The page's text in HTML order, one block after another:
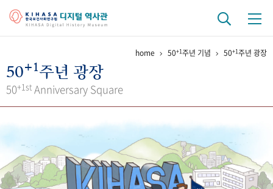
걸어온 길 기관 변천사
키워드로 보는 연구 역사
연구자들
간행물 변천사
home 50+1주년 기념 50+1주년 광장
50+1주년 광장
50+1st Anniversary Square